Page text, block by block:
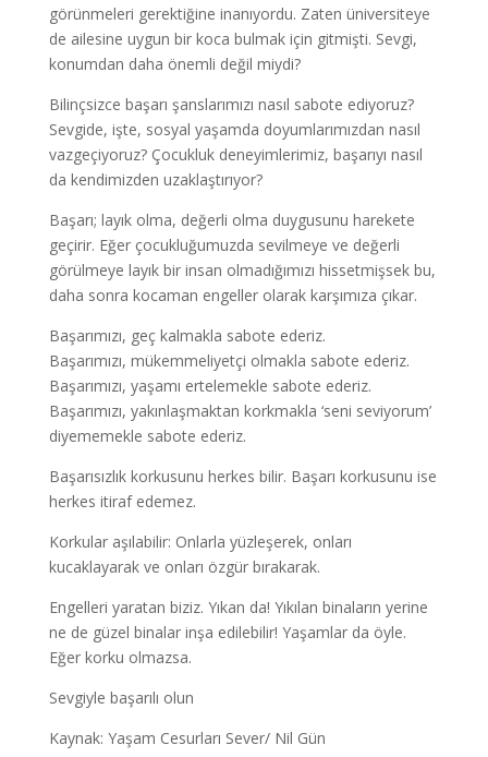
görünmeleri gerektiğine inanıyordu. Zaten üniversiteye
de ailesine uygun bir koca bulmak için gitmişti. Sevgi,
konumdan daha önemli değil miydi?
Bilinçsizce başarı şanslarımızı nasıl sabote ediyoruz?
Sevgide, işte, sosyal yaşamda doyumlarımızdan nasıl
vazgeçiyoruz? Çocukluk deneyimlerimiz, başarıyı nasıl
da kendimizden uzaklaştırıyor?
Başarı; layık olma, değerli olma duygusunu harekete
geçirir. Eğer çocukluğumuzda sevilmeye ve değerli
görülmeye layık bir insan olmadığımızı hissetmişsek bu,
daha sonra kocaman engeller olarak karşımıza çıkar.
Başarımızı, geç kalmakla sabote ederiz.
Başarımızı, mükemmeliyetçi olmakla sabote ederiz.
Başarımızı, yaşamı ertelemekle sabote ederiz.
Başarımızı, yakınlaşmaktan korkmakla ‘seni seviyorum’
diyememekle sabote ederiz.
Başarısızlık korkusunu herkes bilir. Başarı korkusunu ise
herkes itiraf edemez.
Korkular aşılabilir: Onlarla yüzleşerek, onları
kucaklayarak ve onları özgür bırakarak.
Engelleri yaratan biziz. Yıkan da! Yıkılan binaların yerine
ne de güzel binalar inşa edilebilir! Yaşamlar da öyle.
Eğer korku olmazsa.
Sevgiyle başarılı olun
Kaynak: Yaşam Cesurları Sever/ Nil Gün